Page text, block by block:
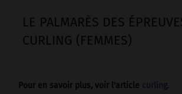
LE PALMARÈS DES
CURLING (FEMMES)
Pour en savoir plus, voir l'article .